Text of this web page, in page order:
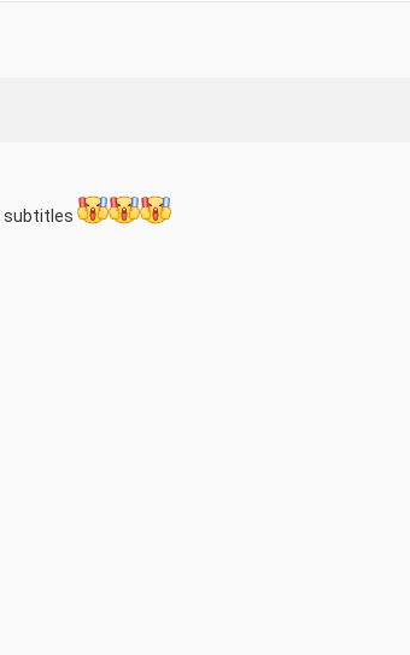
subtitles